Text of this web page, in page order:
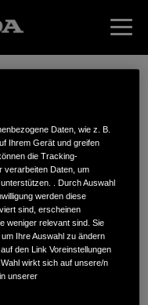
+
Daten, wie z. B.
Ihrem Gerät und greifen
die Tracking-
verarbeiten Daten, um
. Durch Auswahl
werden diese
sind, erscheinen
weniger relevant sind. Sie
Ihre Auswahl zu ändern
den Link Voreinstellungen
wirkt sich auf unsere/n
unserer